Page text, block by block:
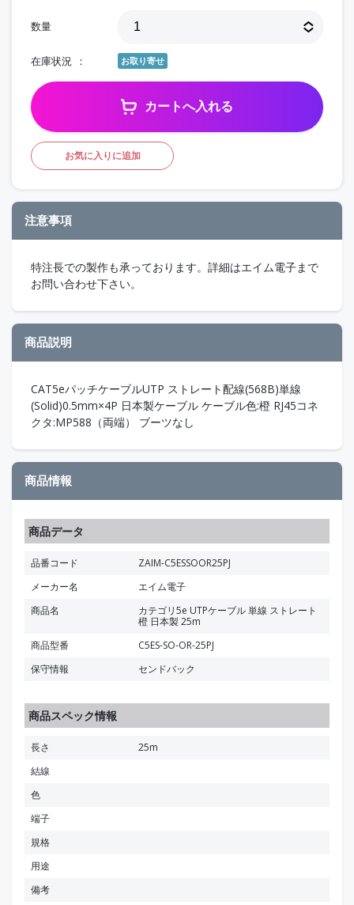
数量
在庫状況 お取り寄せ
カートへ入れる
お気に入りに追加
注意事項
特注長での製作も承っております。詳細はエイム電子まで
お問い合わせ下さい。
商品説明
CAT5eパッチケーブルUTP ストレート配線(568B)単線
(Solid)0.5mm×4P 日本製ケーブル ケーブル色:橙 RJ45コネ
クタ:MP588（両端） ブーツなし
商品情報
商品データ
品番コード
ZAIM-C5ESSOOR25PJ
メーカー名
エイム電子
商品名
カテゴリ5e UTPケーブル 単線 ストレート
橙 日本製 25m
商品型番
C5ES-SO-OR-25PJ
保守情報
センドバック
商品スペック情報
長さ
25m
結線
色
端子
規格
用途
備考